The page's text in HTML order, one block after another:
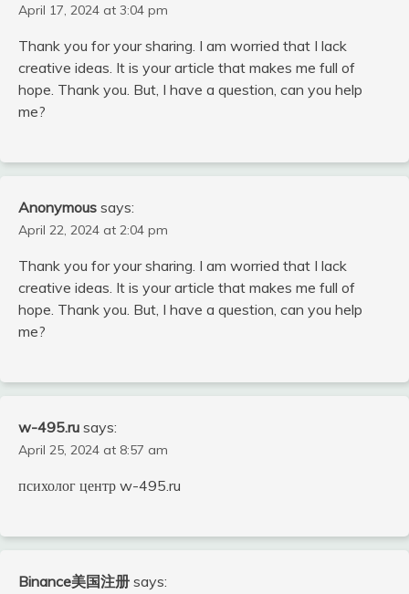
April 17, 2024 at 3:04 pm
Thank you for your sharing. I am worried that I lack
creative ideas. It is your article that makes me full of
hope. Thank you. But, I have a question, can you help
me?
Anonymous says:
April 22, 2024 at 2:04 pm
Thank you for your sharing. I am worried that I lack
creative ideas. It is your article that makes me full of
hope. Thank you. But, I have a question, can you help
me?
w-495.ru says:
April 25, 2024 at 8:57 am
психолог центр w-495.ru
Binance美国注册 says: